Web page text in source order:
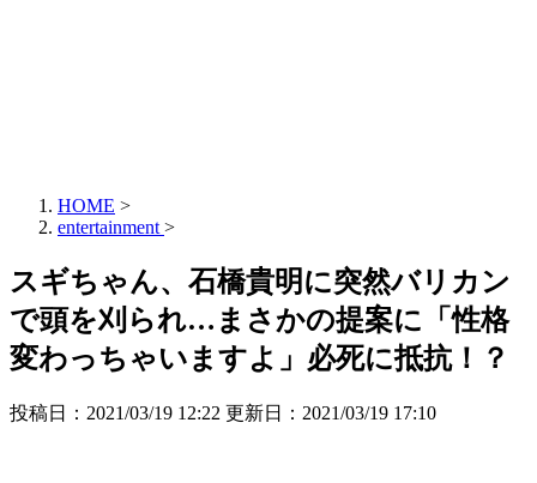
HOME >
entertainment >
スギちゃん、石橋貴明に突然バリカン
で頭を刈られ…まさかの提案に「性格
変わっちゃいますよ」必死に抵抗！？
投稿日：2021/03/19 12:22 更新日： 2021/03/19 17:10